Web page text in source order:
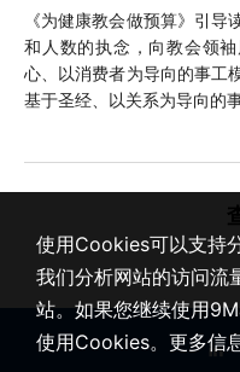
《为健康教会做预算》引导
和人数的执念，向教会领
心、以消费者为导向的事工
基于圣经、以关系为导向的
使用Cookies可以支持
我们分析网站的访问流
站。如果您继续使用
使用Cookies。更多信